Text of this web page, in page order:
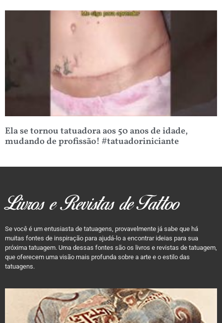
Ela se tornou tatuadora aos 50 anos de idade,
mudando de profissão! #tatuadoriniciante
Livros e Revistas de Tattoo
Se você é um entusiasta de tatuagens, provavelmente já sabe que há
muitas fontes de inspiração para ajudá-lo a encontrar ideias para sua
próxima tatuagem. Uma dessas fontes são os livros e revistas de tatuagem,
que oferecem uma visão mais profunda sobre a arte e o estilo das
tatuagens.